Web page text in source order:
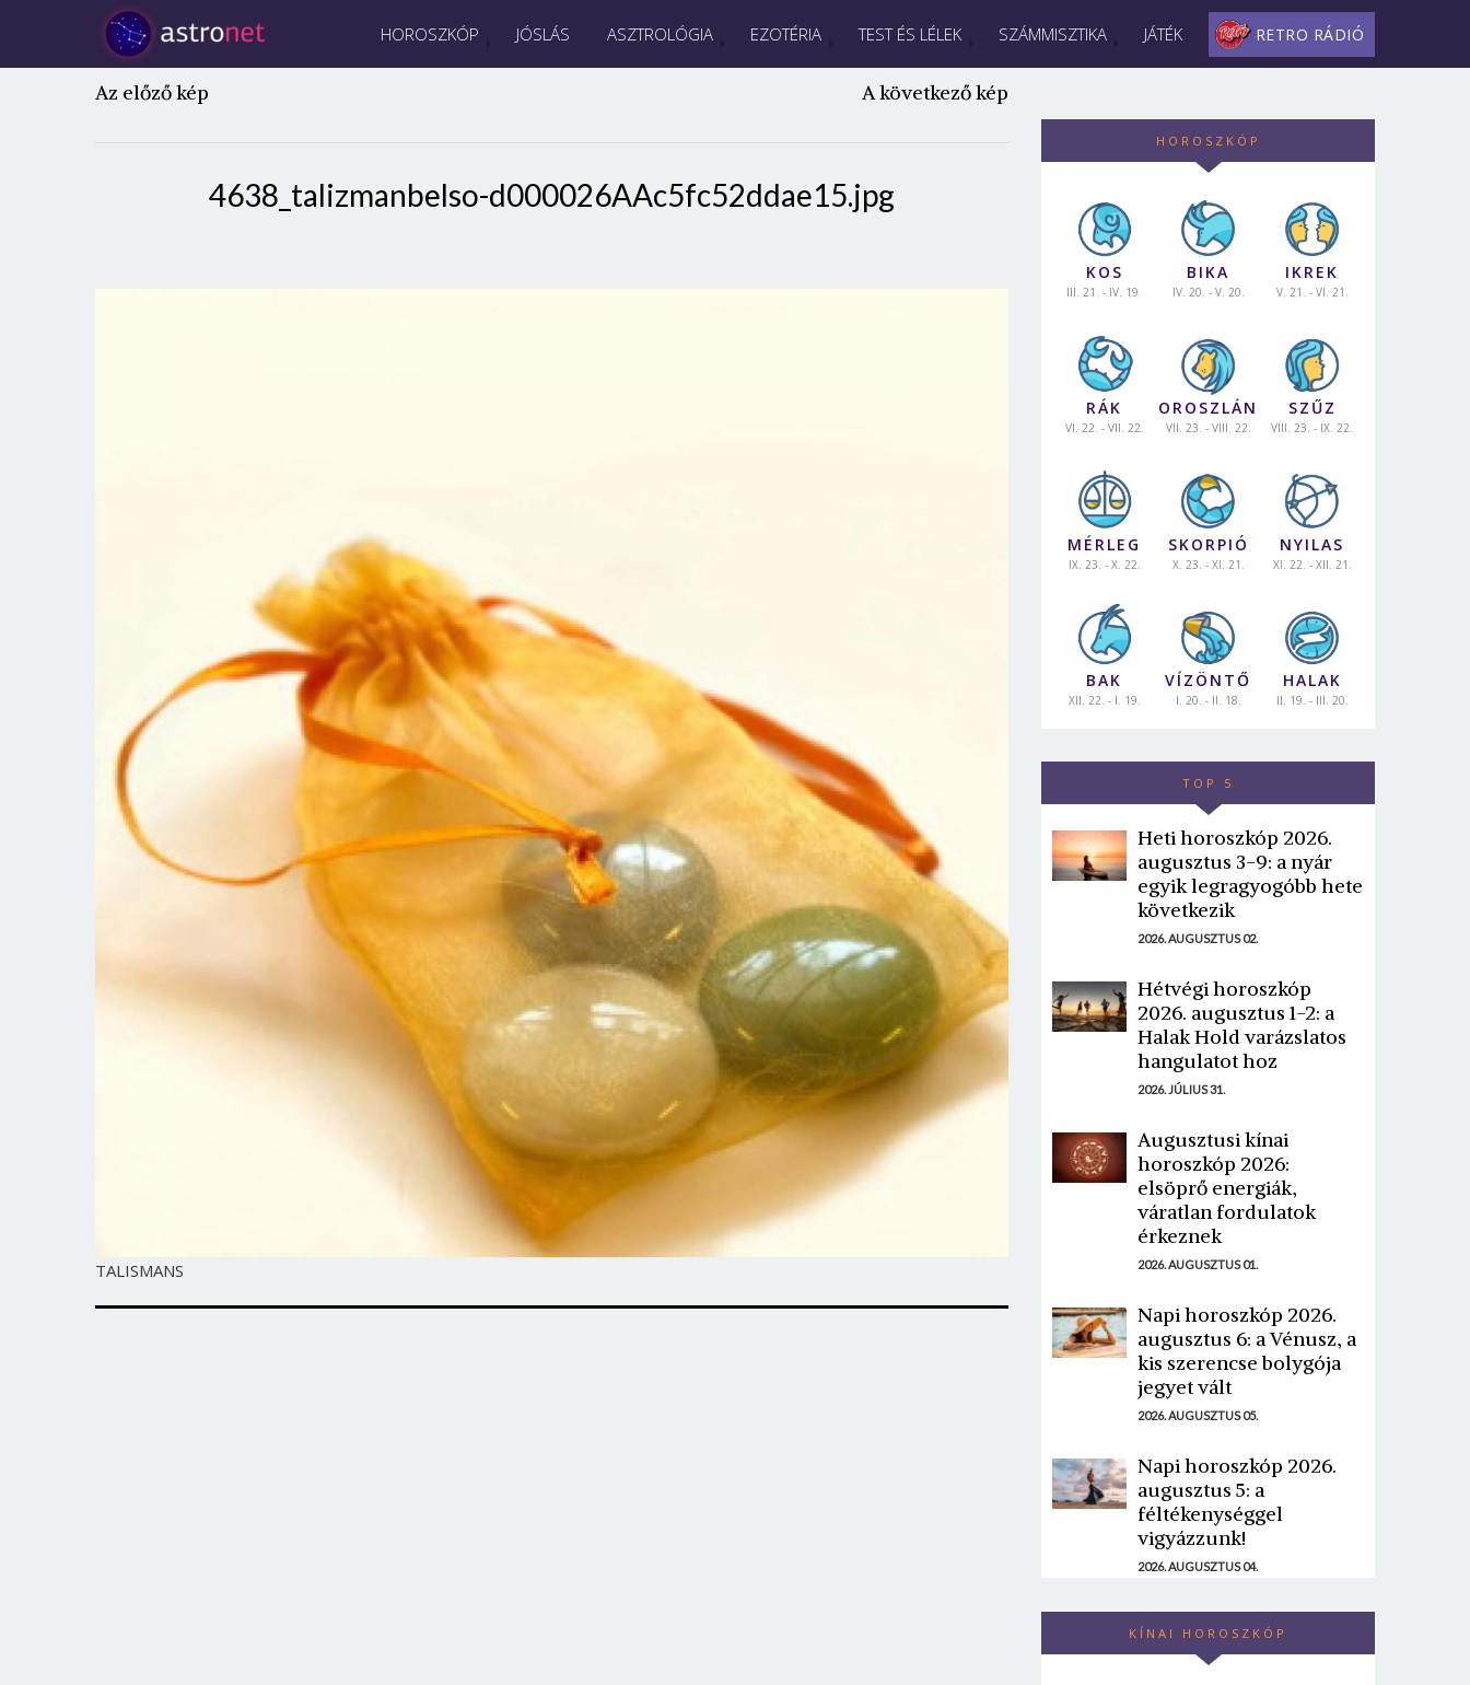
HOROSZKÓP JÓSLÁS ASZTROLÓGIA EZOTÉRIA TEST ÉS LÉLEK SZÁMMISZTIKA JÁTÉK RETRO RÁDIÓ
Az előző kép A következő kép
4638_talizmanbelso-d000026AAc5fc52ddae15.jpg
TALISMANS
HOROSZKÓP
KOS
III. 21. - IV. 19.
BIKA
IV. 20. - V. 20.
IKREK
V. 21. - VI. 21.
RÁK
VI. 22. - VII. 22.
OROSZLÁN
VII. 23. - VIII. 22.
SZŰZ
VIII. 23. - IX. 22.
MÉRLEG
IX. 23. - X. 22.
SKORPIÓ
X. 23. - XI. 21.
NYILAS
XI. 22. - XII. 21.
BAK
XII. 22. - I. 19.
VÍZÖNTŐ
I. 20. - II. 18.
HALAK
II. 19. - III. 20.
TOP 5
Heti horoszkóp 2026.
augusztus 3-9: a nyár
egyik legragyogóbb hete
következik
2026. AUGUSZTUS 02.
Hétvégi horoszkóp
2026. augusztus 1-2: a
Halak Hold varázslatos
hangulatot hoz
2026. JÚLIUS 31.
Augusztusi kínai
horoszkóp 2026:
elsöprő energiák,
váratlan fordulatok
érkeznek
2026. AUGUSZTUS 01.
Napi horoszkóp 2026.
augusztus 6: a Vénusz, a
kis szerencse bolygója
jegyet vált
2026. AUGUSZTUS 05.
Napi horoszkóp 2026.
augusztus 5: a
féltékenységgel
vigyázzunk!
2026. AUGUSZTUS 04.
KÍNAI HOROSZKÓP